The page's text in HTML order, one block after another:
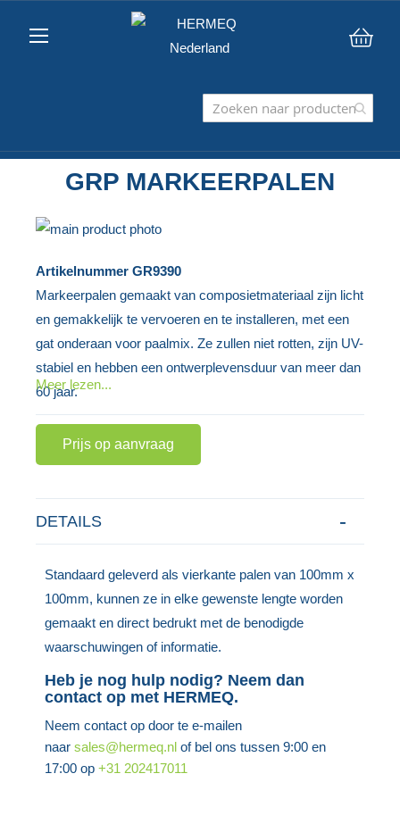
GRP MARKEERPALEN
Ga
het
einde
van
de
afbeeldingen-
gallerij
naar
het
begin
van
de
afbeeldingen-
gallerij
Artikelnummer GR9390
Markeerpalen gemaakt van composietmateriaal zijn licht
en gemakkelijk te vervoeren en te installeren, met een
gat onderaan voor paalmix. Ze zullen niet rotten, zijn UV-
stabiel en hebben een ontwerplevensduur van meer dan
60 jaar.
Meer lezen...
Prijs op aanvraag
DETAILS
Standaard geleverd als vierkante palen van 100mm x
100mm, kunnen ze in elke gewenste lengte worden
gemaakt en direct bedrukt met de benodigde
waarschuwingen of informatie.
Heb je nog hulp nodig? Neem dan
contact op met HERMEQ.
Neem contact op door te e-mailen
naarsales@hermeq.nl of bel ons tussen 9:00 en
17:00 op+31 202417011